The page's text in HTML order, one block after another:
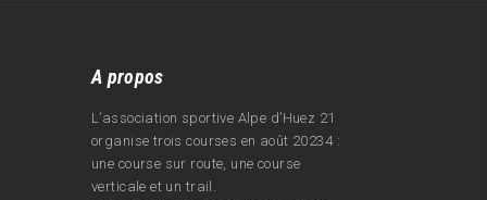
A propos
L’association sportive Alpe d’Huez 21
organise trois courses en août 20234 :
une course sur route, une course
verticale et un trail.